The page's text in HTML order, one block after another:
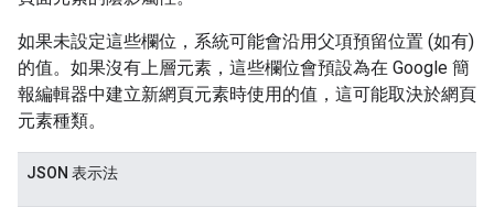
如果未設定這些欄位，系統可能會沿用父項預留位置 (如有)
的值。如果沒有上層元素，這些欄位會預設為在 Google 簡
報編輯器中建立新網頁元素時使用的值，這可能取決於網頁
元素種類。
JSON 表示法